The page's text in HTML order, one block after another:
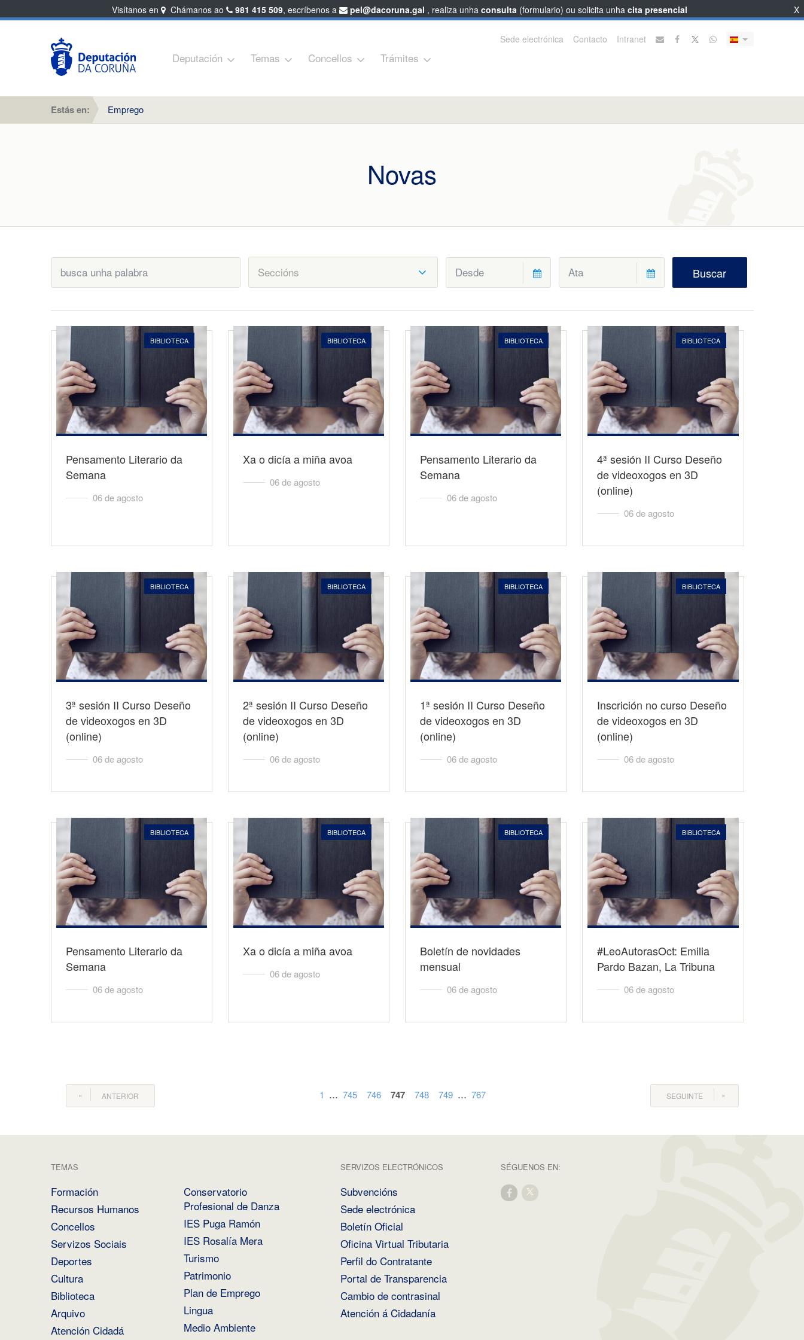
Sede electrónica Contacto Intranet
Deputación Temas Concellos Trámites
Estás en: Emprego
Novas
Buscar
BIBLIOTECA
Pensamento Literario da
Semana
06 de agosto
BIBLIOTECA
Xa o dicía a miña avoa
06 de agosto
BIBLIOTECA
Pensamento Literario da
Semana
06 de agosto
BIBLIOTECA
4ª sesión II Curso Deseño
de videoxogos en 3D
(online)
06 de agosto
BIBLIOTECA
3ª sesión II Curso Deseño
de videoxogos en 3D
(online)
06 de agosto
BIBLIOTECA
2ª sesión II Curso Deseño
de videoxogos en 3D
(online)
06 de agosto
BIBLIOTECA
1ª sesión II Curso Deseño
de videoxogos en 3D
(online)
06 de agosto
BIBLIOTECA
Inscrición no curso Deseño
de videoxogos en 3D
(online)
06 de agosto
BIBLIOTECA
Pensamento Literario da
Semana
06 de agosto
BIBLIOTECA
Xa o dicía a miña avoa
06 de agosto
BIBLIOTECA
Boletín de novidades
mensual
06 de agosto
BIBLIOTECA
#LeoAutorasOct: Emilia
Pardo Bazan, La Tribuna
06 de agosto
ANTERIOR 1 ... 745 746 747 748 749 ... 767 SEGUINTE
Visítanos en Chámanos ao 981 415 509, escríbenos a pel@dacoruna.gal , realiza unha consulta(formulario) ou solicita unha cita presencial X
TEMAS
Formación
Recursos Humanos
Concellos
Servizos Sociais
Deportes
Cultura
Biblioteca
Arquivo
Atención Cidadá
Conservatorio
Profesional de Danza
IES Puga Ramón
IES Rosalía Mera
Turismo
Patrimonio
Plan de Emprego
Lingua
Medio Ambiente
SERVIZOS ELECTRÓNICOS
Subvencións
Sede electrónica
Boletín Oficial
Oficina Virtual Tributaria
Perfil do Contratante
Portal de Transparencia
Cambio de contrasinal
Atención á Cidadanía
SÉGUENOS EN: